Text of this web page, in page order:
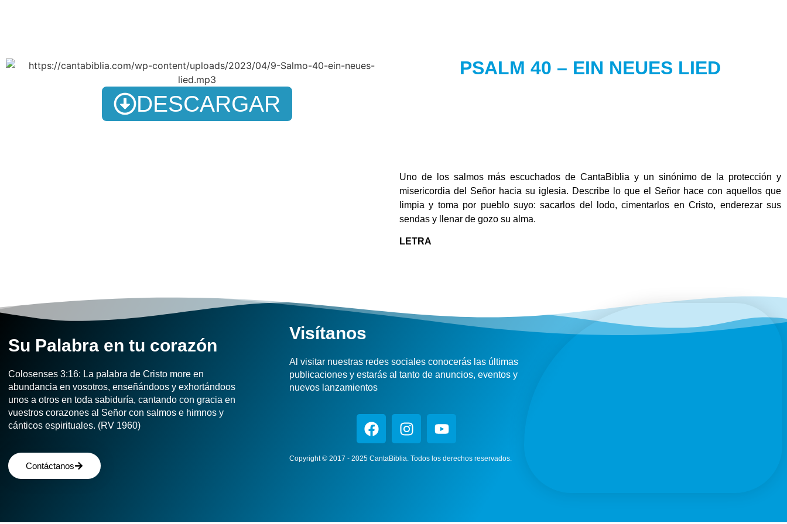
DESCARGAR
PSALM 40 – EIN NEUES LIED
Uno de los salmos más escuchados de CantaBiblia y un sinónimo de la protección y
misericordia del Señor hacia su iglesia. Describe lo que el Señor hace con aquellos que
limpia y toma por pueblo suyo: sacarlos del lodo, cimentarlos en Cristo, enderezar sus
sendas y llenar de gozo su alma.
LETRA
Su Palabra en tu corazón​
Colosenses 3:16: La palabra de Cristo more en
abundancia en vosotros, enseñándoos y exhortándoos
unos a otros en toda sabiduría, cantando con gracia en
vuestros corazones al Señor con salmos e himnos y
cánticos espirituales. (RV 1960)
Contáctanos
Visítanos
Al visitar nuestras redes sociales conocerás las últimas
publicaciones y estarás al tanto de anuncios, eventos y
nuevos lanzamientos
Copyright © 2017 - 2025 CantaBiblia. Todos los derechos reservados.